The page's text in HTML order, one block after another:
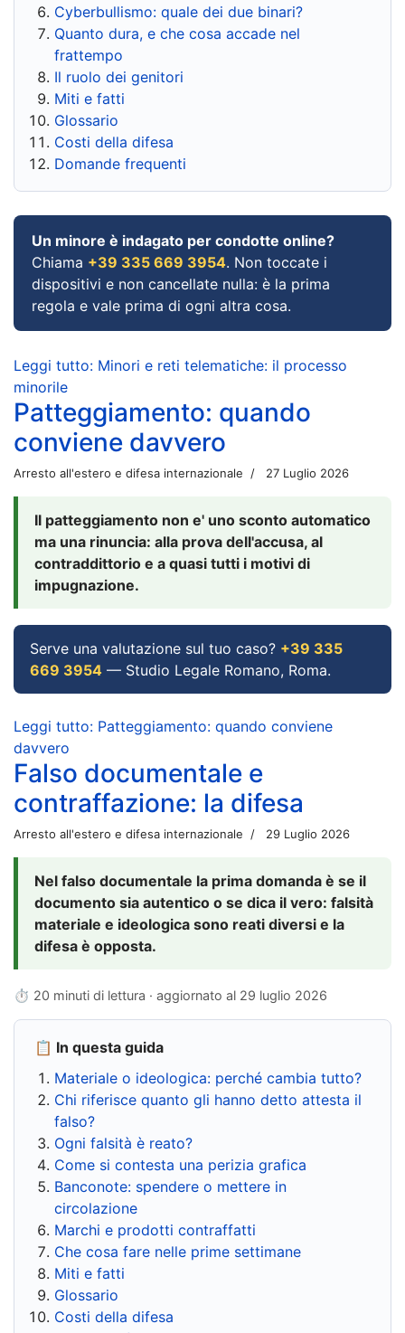
Cyberbullismo: quale dei due binari?
Quanto dura, e che cosa accade nel
frattempo
Il ruolo dei genitori
Miti e fatti
Glossario
Costi della difesa
Domande frequenti
Un minore è indagato per condotte online?
Chiama +39 335 669 3954. Non toccate i
dispositivi e non cancellate nulla: è la prima
regola e vale prima di ogni altra cosa.
Leggi tutto: Minori e reti telematiche: il processo
minorile
Patteggiamento: quando
conviene davvero
Arresto all'estero e difesa internazionale 27 Luglio 2026
Il patteggiamento non e' uno sconto automatico
ma una rinuncia: alla prova dell'accusa, al
contraddittorio e a quasi tutti i motivi di
impugnazione.
Serve una valutazione sul tuo caso? +39 335
669 3954 — Studio Legale Romano, Roma.
Leggi tutto: Patteggiamento: quando conviene
davvero
Falso documentale e
contraffazione: la difesa
Arresto all'estero e difesa internazionale 29 Luglio 2026
Nel falso documentale la prima domanda è se il
documento sia autentico o se dica il vero: falsità
materiale e ideologica sono reati diversi e la
difesa è opposta.
⏱ 20 minuti di lettura · aggiornato al 29 luglio 2026
📋 In questa guida
Materiale o ideologica: perché cambia tutto?
Chi riferisce quanto gli hanno detto attesta il
falso?
Ogni falsità è reato?
Come si contesta una perizia grafica
Banconote: spendere o mettere in
circolazione
Marchi e prodotti contraffatti
Che cosa fare nelle prime settimane
Miti e fatti
Glossario
Costi della difesa